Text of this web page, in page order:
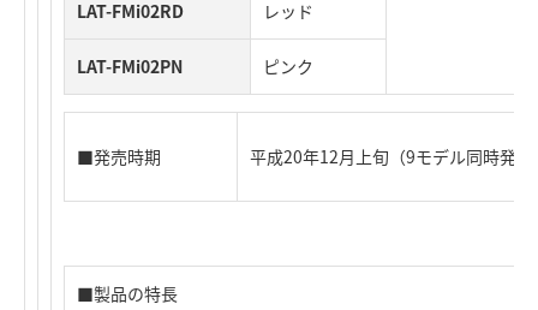
LAT-FMi02RD レッド
LAT-FMi02PN ピンク
■発売時期 平成20年12月上旬（9モデル同時発売
■製品の特長